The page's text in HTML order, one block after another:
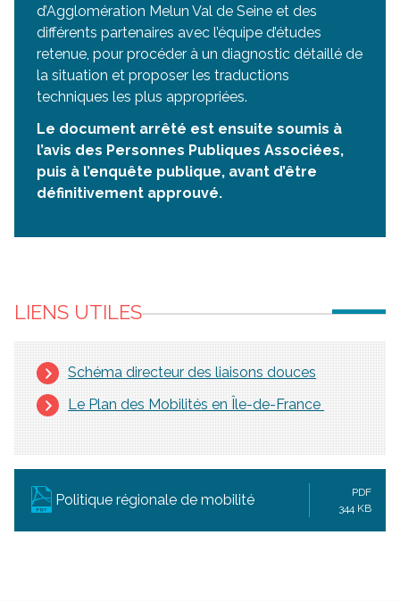
d’Agglomération Melun Val de Seine et des
différents partenaires avec l’équipe d’études
retenue, pour procéder à un diagnostic détaillé de
la situation et proposer les traductions
techniques les plus appropriées.
Le document arrêté est ensuite soumis à
l’avis des Personnes Publiques Associées,
puis à l’enquête publique, avant d’être
définitivement approuvé.
LIENS UTILES
Schéma directeur des liaisons douces
Le Plan des Mobilités en Île-de-France
Politique régionale de mobilité
PDF
344 KB